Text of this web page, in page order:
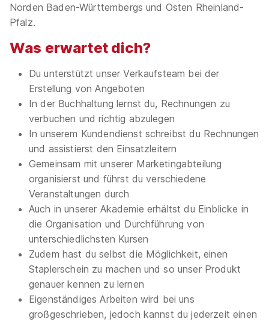
Norden Baden-Württembergs und Osten Rheinland-
Pfalz.
Was erwartet dich?
Du unterstützt unser Verkaufsteam bei der
Erstellung von Angeboten
In der Buchhaltung lernst du, Rechnungen zu
verbuchen und richtig abzulegen
In unserem Kundendienst schreibst du Rechnungen
und assistierst den Einsatzleitern
Gemeinsam mit unserer Marketingabteilung
organisierst und führst du verschiedene
Veranstaltungen durch
Auch in unserer Akademie erhältst du Einblicke in
die Organisation und Durchführung von
unterschiedlichsten Kursen
Zudem hast du selbst die Möglichkeit, einen
Staplerschein zu machen und so unser Produkt
genauer kennen zu lernen
Eigenständiges Arbeiten wird bei uns
großgeschrieben, jedoch kannst du jederzeit einen